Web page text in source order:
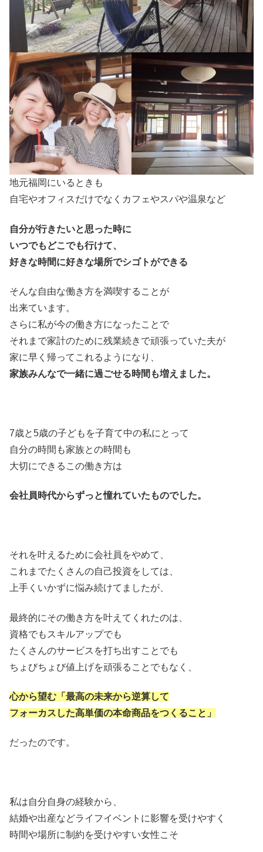
地元福岡にいるときも
自宅やオフィスだけでなくカフェやスパや温泉など
自分が行きたいと思った時に
いつでもどこでも行けて、
好きな時間に好きな場所でシゴトができる
そんな自由な働き方を満喫することが
出来ています。
さらに私が今の働き方になったことで
それまで家計のために残業続きで頑張っていた夫が
家に早く帰ってこれるようになり、
家族みんなで一緒に過ごせる時間も増えました。
7歳と5歳の子どもを子育て中の私にとって
自分の時間も家族との時間も
大切にできるこの働き方は
会社員時代からずっと憧れていたものでした。
それを叶えるために会社員をやめて、
これまでたくさんの自己投資をしては、
上手くいかずに悩み続けてましたが、
最終的にその働き方を叶えてくれたのは、
資格でもスキルアップでも
たくさんのサービスを打ち出すことでも
ちょびちょび値上げを頑張ることでもなく、
心から望む「最高の未来から逆算して
フォーカスした高単価の本命商品をつくること」
だったのです。
私は自分自身の経験から、
結婚や出産などライフイベントに影響を受けやすく
時間や場所に制約を受けやすい女性こそ